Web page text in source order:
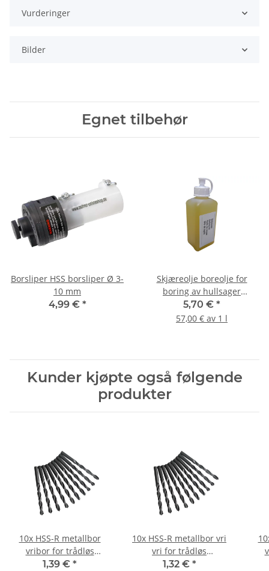
Vurderinger
Bilder
Egnet tilbehør
Borsliper HSS borsliper Ø 3-
10 mm
4,99 € *
Skjæreolje boreolje for
boring av hullsager
metallbor 100ml
5,70 € *
57,00 € av 1 l
Kunder kjøpte også følgende
produkter
10x HSS-R metallbor
vribor for trådløs
skrutrekker/bor Ø 0,5
1,39 € *
10x HSS-R metallbor vri
vri for trådløs
skrutrekker/bore Ø 0,6
1,32 € *